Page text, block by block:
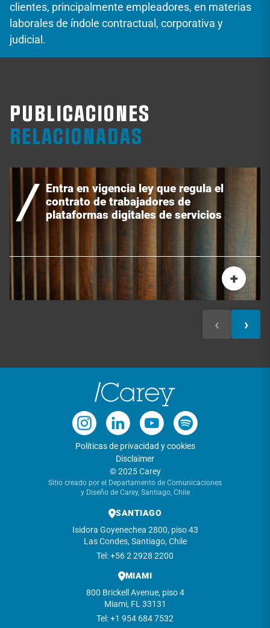
clientes, principalmente empleadores, en materias
laborales de índole contractual, corporativa y
judicial.
PUBLICACIONES
RELACIONADAS
Entra en vigencia ley que regula el
contrato de trabajadores de
plataformas digitales de servicios
+
‹ ›
Políticas de privacidad y cookies
Disclaimer
© 2025 Carey
Sitio creado por el Departamento de Comunicaciones
y Diseño de Carey, Santiago, Chile
SANTIAGO
Isidora Goyenechea 2800, piso 43
Las Condes, Santiago, Chile
Tel: +56 2 2928 2200
MIAMI
800 Brickell Avenue, piso 4
Miami, FL 33131
Tel: +1 954 684 7532